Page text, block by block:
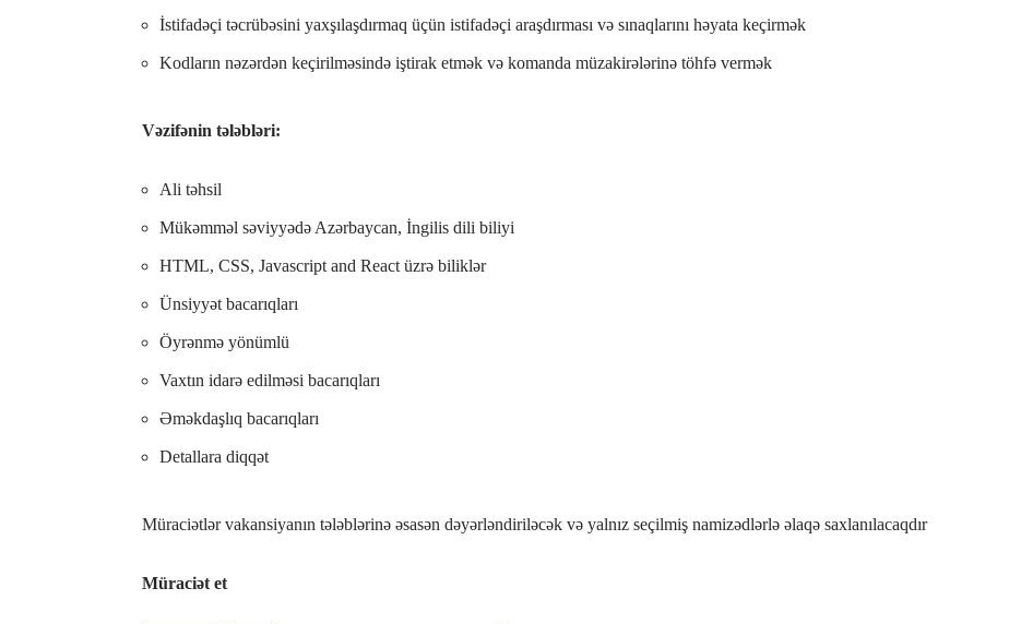
İstifadəçi təcrübəsini yaxşılaşdırmaq üçün istifadəçi araşdırması və sınaqlarını həyata keçirmək
Kodların nəzərdən keçirilməsində iştirak etmək və komanda müzakirələrinə töhfə vermək
Vəzifənin tələbləri:
Ali təhsil
Mükəmməl səviyyədə Azərbaycan, İngilis dili biliyi
HTML, CSS, Javascript and React üzrə biliklər
Ünsiyyət bacarıqları
Öyrənmə yönümlü
Vaxtın idarə edilməsi bacarıqları
Əməkdaşlıq bacarıqları
Detallara diqqət
Müraciətlər vakansiyanın tələblərinə əsasən dəyərləndiriləcək və yalnız seçilmiş namizədlərlə əlaqə saxlanılacaqdır
Müraciət et